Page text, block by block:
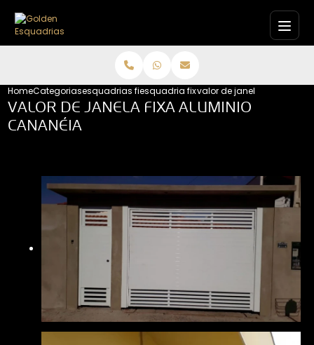
HomeCategoriasesquadrias fixasesquadria fixavalor de janela fixa
VALOR DE JANELA FIXA ALUMINIO
CANANÉIA